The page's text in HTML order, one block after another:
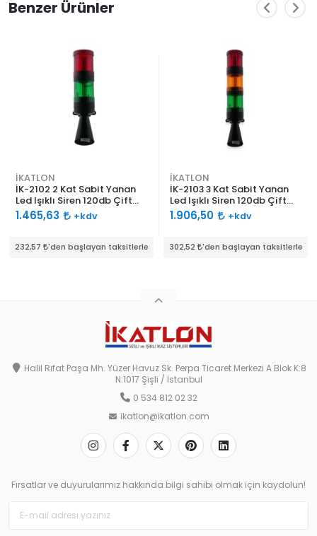
Benzer Ürünler
232,57 'den başlayan taksitlerle
İKATLON
İK-2102 2 Kat Sabit Yanan
Led Işıklı Siren 120db Çift
Ses Borulu
1.465,63 +kdv
302,52 'den başlayan taksitlerle
İKATLON
İK-2103 3 Kat Sabit Yanan
Led Işıklı Siren 120db Çift
Ses Borulu
1.906,50 +kdv
Halil Rıfat Paşa Mh. Yüzer Havuz Sk. Perpa Ticaret Merkezi A Blok K:8
N:1017 Şişli / İstanbul
0 534 812 02 32
ikatlon@ikatlon.com
Fırsatlar ve duyurularımız hakkında bilgi sahibi olmak için kaydolun!